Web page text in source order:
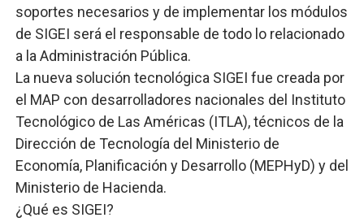
soportes necesarios y de implementar los módulos
de SIGEI será el responsable de todo lo relacionado
a la Administración Pública.
La nueva solución tecnológica SIGEI fue creada por
el MAP con desarrolladores nacionales del Instituto
Tecnológico de Las Américas (ITLA), técnicos de la
Dirección de Tecnología del Ministerio de
Economía, Planificación y Desarrollo (MEPHyD) y del
Ministerio de Hacienda.
¿Qué es SIGEI?